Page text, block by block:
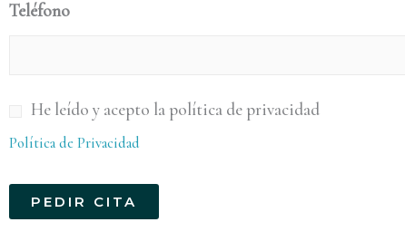
Teléfono
o
He leído y acepto la política de privacidad
Política de Privacidad
PEDIR CITA